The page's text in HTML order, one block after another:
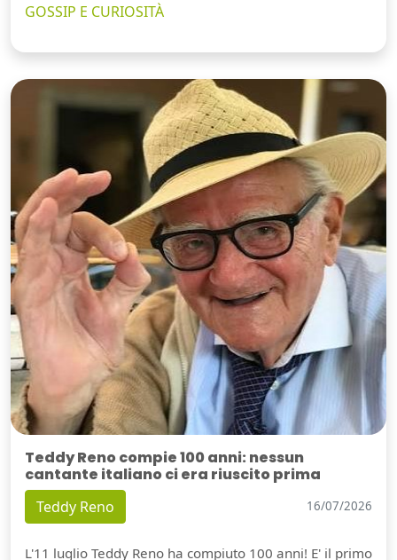
GOSSIP E CURIOSITÀ
Teddy Reno compie 100 anni: nessun
cantante italiano ci era riuscito prima
Teddy Reno 16/07/2026
L'11 luglio Teddy Reno ha compiuto 100 anni! E' il primo